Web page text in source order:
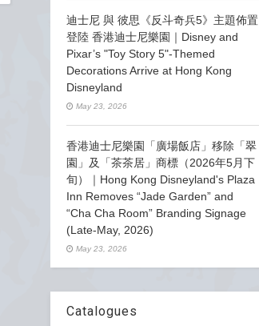
迪士尼 與 彼思《反斗奇兵5》主題佈置
登陸 香港迪士尼樂園｜Disney and
Pixar’s "Toy Story 5"-Themed
Decorations Arrive at Hong Kong
Disneyland
May 23, 2026
香港迪士尼樂園「廣場飯店」移除「翠
園」及「茶茶居」商標（2026年5月下
旬）｜Hong Kong Disneyland's Plaza
Inn Removes “Jade Garden” and
“Cha Cha Room” Branding Signage
(Late-May, 2026)
May 23, 2026
Catalogues